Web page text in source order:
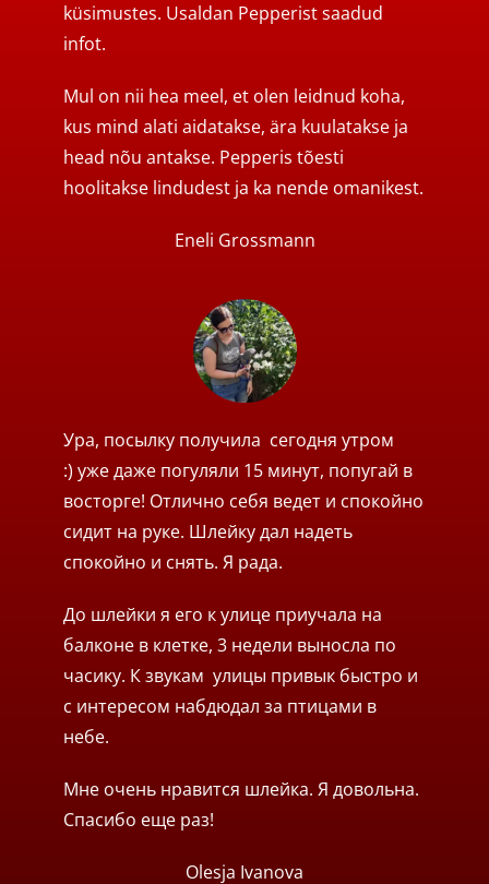
küsimustes. Usaldan Pepperist saadud
infot.
Mul on nii hea meel, et olen leidnud koha,
kus mind alati aidatakse, ära kuulatakse ja
head nõu antakse. Pepperis tõesti
hoolitakse lindudest ja ka nende omanikest.
Eneli Grossmann
Ура, посылку получила сегодня утром
:) уже даже погуляли 15 минут, попугай в
восторге! Отлично себя ведет и спокойно
сидит на руке. Шлейку дал надеть
спокойно и снять. Я рада.
До шлейки я его к улице приучала на
балконе в клетке, 3 недели выносла по
часику. К звукам улицы привык быстро и
с интересом набдюдал за птицами в
небе.
Мне очень нравится шлейка. Я довольна.
Спасибо еще раз!
Olesja Ivanova